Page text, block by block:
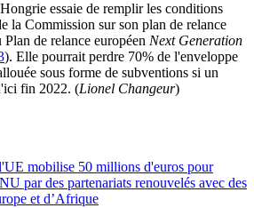
essaie de remplir les conditions
la Commission sur son plan de relance
de relance européen Next Generation
). Elle pourrait perdre 70% de l'enveloppe
sous forme de subventions si un
fin 2022. (Lionel Changeur)
mobilise 50 millions d'euros pour
par des partenariats renouvelés avec des
et d’Afrique